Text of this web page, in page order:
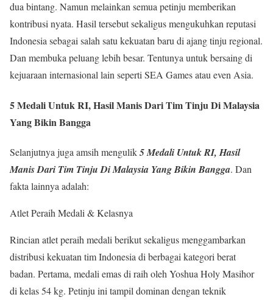
dua bintang. Namun melainkan semua petinju memberikan
kontribusi nyata. Hasil tersebut sekaligus mengukuhkan reputasi
Indonesia sebagai salah satu kekuatan baru di ajang tinju regional.
Dan membuka peluang lebih besar. Tentunya untuk bersaing di
kejuaraan internasional lain seperti SEA Games atau even Asia.
5 Medali Untuk RI, Hasil Manis Dari Tim Tinju Di Malaysia
Yang Bikin Bangga
Selanjutnya juga amsih mengulik5 Medali Untuk RI, Hasil
Manis Dari Tim Tinju Di Malaysia Yang Bikin Bangga. Dan
fakta lainnya adalah:
Atlet Peraih Medali & Kelasnya
Rincian atlet peraih medali berikut sekaligus menggambarkan
distribusi kekuatan tim Indonesia di berbagai kategori berat
badan. Pertama, medali emas di raih oleh Yoshua Holy Masihor
di kelas 54 kg. Petinju ini tampil dominan dengan teknik